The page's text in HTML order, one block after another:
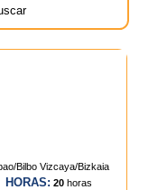
HORAS: 20 horas